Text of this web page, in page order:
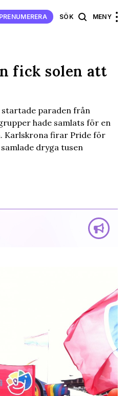
PRENUMERERA SÖK MENY
fick solen att
paraden från
hade samlats för en
Karlskrona firar Pride för
dryga tusen